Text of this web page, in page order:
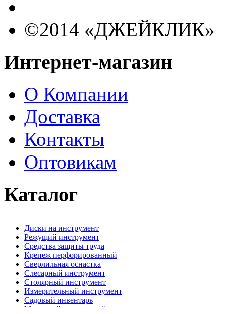
©2014 «ДЖЕЙКЛИК»
Интернет-магазин
О Компании
Доставка
Контакты
Оптовикам
Каталог
Диски на инструмент
Режущий инструмент
Средства защиты труда
Крепеж перфорированный
Сверлильная оснастка
Слесарный инструмент
Столярный инструмент
Измерительный инструмент
Садовый инвентарь
Малярный, отделочный инструмент